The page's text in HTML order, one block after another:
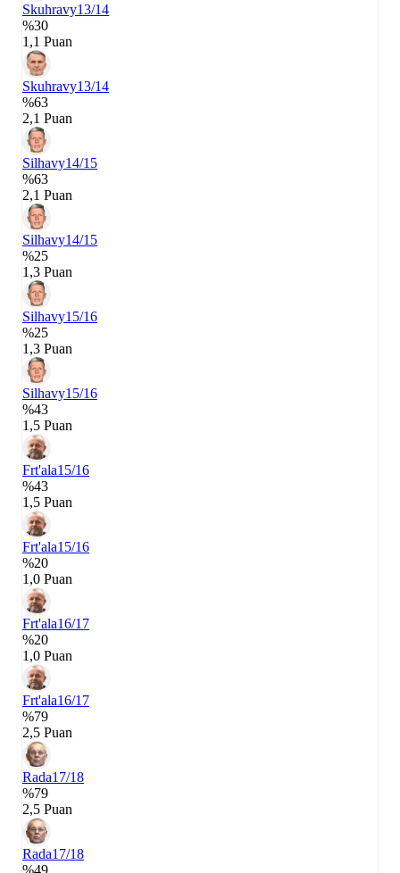
Skuhravy13/14
%30
1,1 Puan
Skuhravy13/14
%63
2,1 Puan
Silhavy14/15
%63
2,1 Puan
Silhavy14/15
%25
1,3 Puan
Silhavy15/16
%25
1,3 Puan
Silhavy15/16
%43
1,5 Puan
Frt'ala15/16
%43
1,5 Puan
Frt'ala15/16
%20
1,0 Puan
Frt'ala16/17
%20
1,0 Puan
Frt'ala16/17
%79
2,5 Puan
Rada17/18
%79
2,5 Puan
Rada17/18
%49